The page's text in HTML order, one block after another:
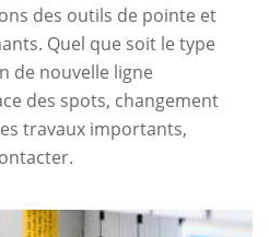
des outils de pointe et
Quel que soit le type
de nouvelle ligne
des spots, changement
travaux importants,